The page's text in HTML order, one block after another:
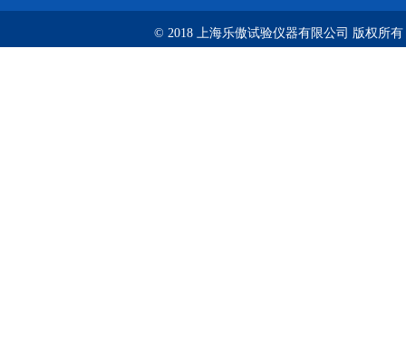
© 2018 上海乐傲试验仪器有限公司 版权所